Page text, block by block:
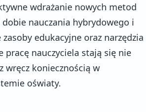
wdrażanie nowych metod
nauczania hybrydowego i
edukacyjne oraz narzędzia
pracę nauczyciela stają się nie
wręcz koniecznością w
oświaty.